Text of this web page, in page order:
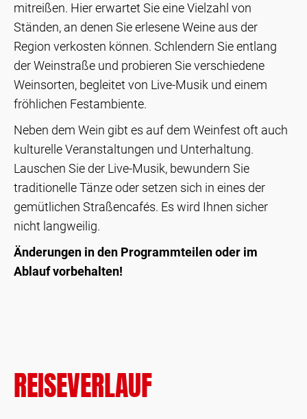
mitreißen. Hier erwartet Sie eine Vielzahl von
Ständen, an denen Sie erlesene Weine aus der
Region verkosten können. Schlendern Sie entlang
der Weinstraße und probieren Sie verschiedene
Weinsorten, begleitet von Live-Musik und einem
fröhlichen Festambiente.
Neben dem Wein gibt es auf dem Weinfest oft auch
kulturelle Veranstaltungen und Unterhaltung.
Lauschen Sie der Live-Musik, bewundern Sie
traditionelle Tänze oder setzen sich in eines der
gemütlichen Straßencafés. Es wird Ihnen sicher
nicht langweilig.
Änderungen in den Programmteilen oder im
Ablauf vorbehalten!
REISEVERLAUF